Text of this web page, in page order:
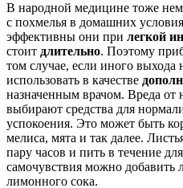
В народной медицине тоже
с похмелья в домашних
эффективны они при легкой
стоит длительно. Поэтому
том случае, если иного
использовать в качестве
назначенным врачом. Вреда от
выбирают средства для
успокоения. Это может быть
мелиса, мята и так далее.
пару часов и пить в течение
самочувствия можно добавить
лимонного сока.